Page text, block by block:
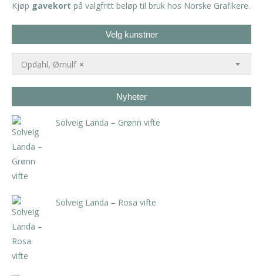
Kjøp gavekort på valgfritt beløp til bruk hos Norske Grafikere.
Velg kunstner
×
Opdahl, Ørnulf
Nyheter
Solveig Landa – Grønn vifte
Solveig Landa – Rosa vifte